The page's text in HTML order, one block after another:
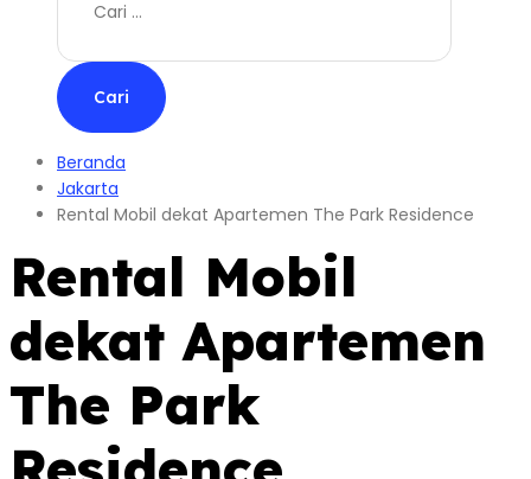
Beranda
Jakarta
Rental Mobil dekat Apartemen The Park Residence
Rental Mobil
dekat Apartemen
The Park